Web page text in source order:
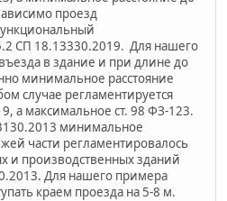
проезд
СП 18.13330.2019. Для нашего
в здание и при длине до
минимальное расстояние
случае регламентируется
а максимальное ст. 98 ФЗ-123.
минимальное
части регламентировалось
и производственных зданий
Для нашего примера
краем проезда на 5-8 м.